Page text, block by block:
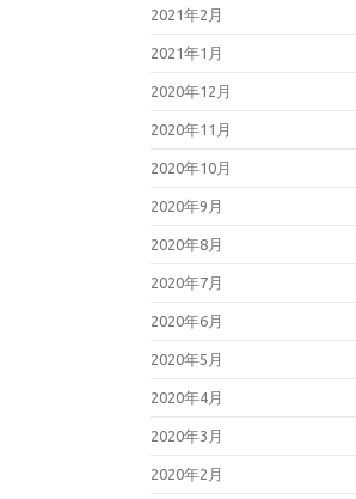
2021年2月
2021年1月
2020年12月
2020年11月
2020年10月
2020年9月
2020年8月
2020年7月
2020年6月
2020年5月
2020年4月
2020年3月
2020年2月